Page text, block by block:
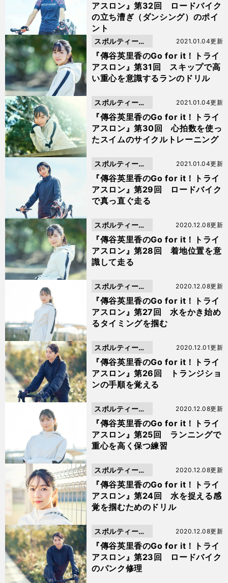
アスロン』第32回 ロードバイク
の立ち漕ぎ（ダンシング）のポイ
ント
『傳谷英里香のGo for it！トライ
アスロン』第31回 スキップで高
い重心を意識するランのドリル
2021.01.04更新
スポルティーバ
動画
『傳谷英里香のGo for it！トライ
アスロン』第30回 心拍数を使っ
たスイムのサイクルトレーニング
2021.01.04更新
スポルティーバ
動画
『傳谷英里香のGo for it！トライ
アスロン』第29回 ロードバイク
で真っ直ぐ走る
2021.01.04更新
スポルティーバ
動画
『傳谷英里香のGo for it！トライ
アスロン』第28回 着地位置を意
識して走る
2020.12.08更新
スポルティーバ
動画
『傳谷英里香のGo for it！トライ
アスロン』第27回 水をかき始め
るタイミングを掴む
2020.12.08更新
スポルティーバ
動画
『傳谷英里香のGo for it！トライ
アスロン』第26回 トランジショ
ンの手順を覚える
2020.12.01更新
スポルティーバ
動画
『傳谷英里香のGo for it！トライ
アスロン』第25回 ランニングで
重心を高く保つ練習
2020.12.08更新
スポルティーバ
動画
『傳谷英里香のGo for it！トライ
アスロン』第24回 水を捉える感
覚を掴むためのドリル
2020.12.08更新
スポルティーバ
動画
『傳谷英里香のGo for it！トライ
アスロン』第23回 ロードバイク
のパンク修理
2020.12.08更新
スポルティーバ
動画